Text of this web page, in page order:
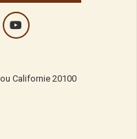
Californie 20100